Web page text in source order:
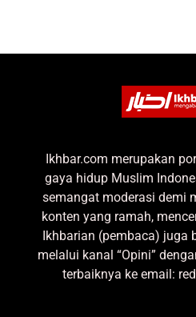
Ikhbar.com merupakan
gaya hidup Muslim
semangat moderasi demi
konten yang ramah,
Ikhbarian (pembaca) juga
melalui kanal “Opini”
terbaiknya ke email: